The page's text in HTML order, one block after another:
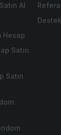
Al
Hesap
Satın
Satın